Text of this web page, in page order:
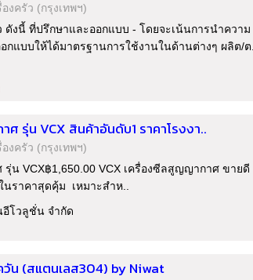
องครัว (กรุงเทพฯ)
ดังนี้ ที่ปรึกษาและออกแบบ - โดยจะเน้นการนำความ
กแบบให้ได้มาตรฐานการใช้งานในด้านต่างๆ ผลิต/ต..
รุ่น VCX สินค้าอันดับ1 ราคาโรงงา..
องครัว (กรุงเทพฯ)
น VCX฿1,650.00 VCX เครื่องซีลสูญญากาศ ขายดี
ราคาสุดคุ้ม เหมาะสำห..
โวลูชั่น จำกัด
วัน (สแตนเลส304) by Niwat